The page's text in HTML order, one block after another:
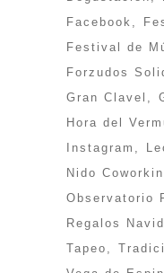
Facebook
Festival de
Forzudos
Gran Clavel
Hora del
Instagram
Nido
Observatorio
Regalos
Tapeo